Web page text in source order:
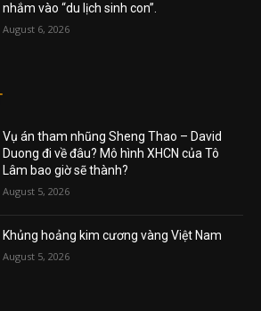
nhắm vào “du lịch sinh con”.
August 6, 2026
Vụ án tham nhũng Sheng Thao – David
Duong đi về đâu? Mô hình XHCN của Tô
Lâm bao giờ sẽ thành?
August 5, 2026
Khủng hoảng kim cương vàng Việt Nam
August 5, 2026